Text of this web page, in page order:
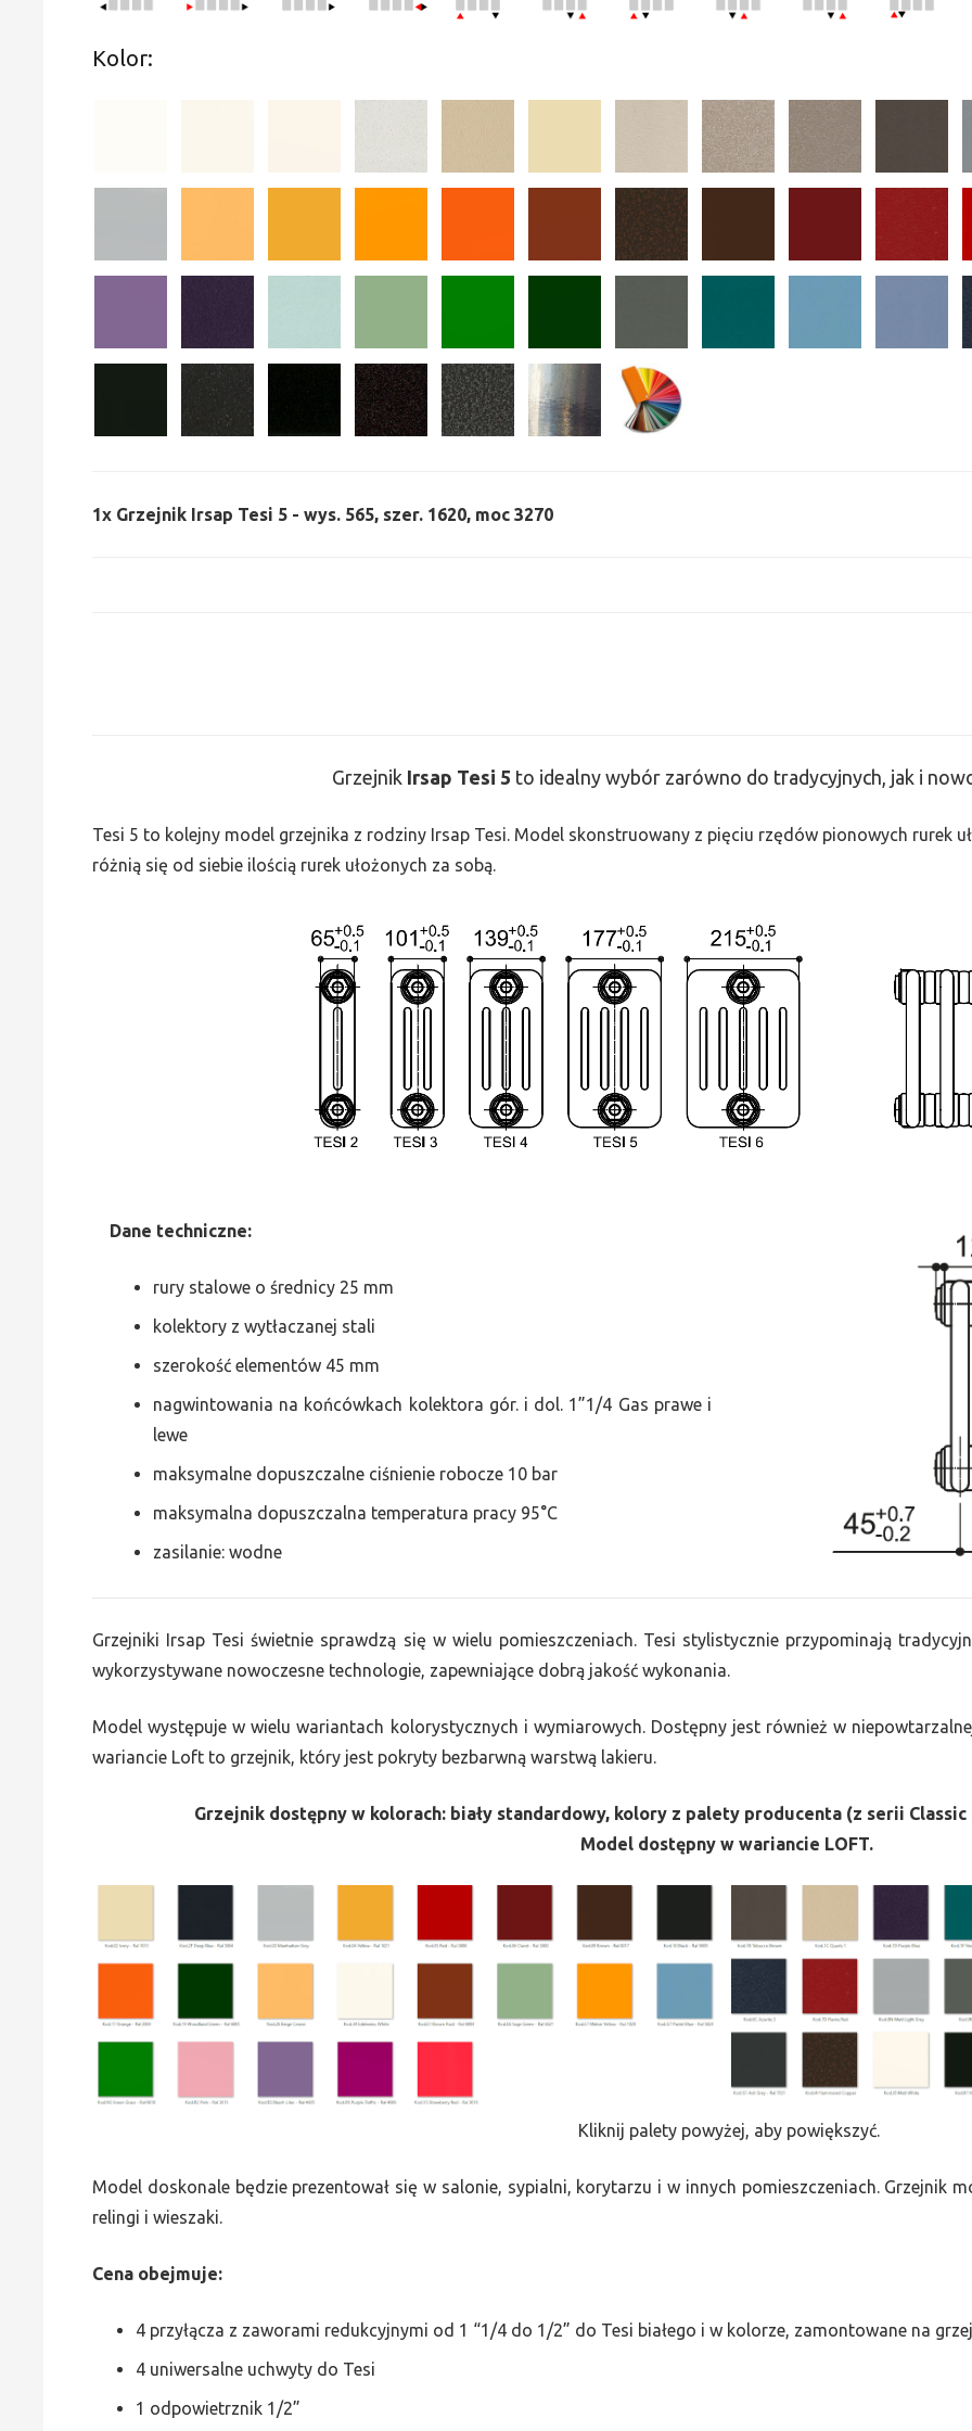
Kolor:
1x Grzejnik Irsap Tesi 5 - wys. 565, szer. 1620, moc 3270
Grzejnik Irsap Tesi 5 to idealny wybór zarówno do tradycyjnych, jak i
Tesi 5 to kolejny model grzejnika z rodziny Irsap Tesi. Model skonstruowany z pięciu rzędów pionowych rurek
różnią się od siebie ilością rurek ułożonych za sobą.
Dane techniczne:
rury stalowe o średnicy 25 mm
kolektory z wytłaczanej stali
szerokość elementów 45 mm
nagwintowania na końcówkach kolektora gór. i dol. 1”1/4 Gas prawe i
lewe
maksymalne dopuszczalne ciśnienie robocze 10 bar
maksymalna dopuszczalna temperatura pracy 95°C
zasilanie: wodne
Grzejniki Irsap Tesi świetnie sprawdzą się w wielu pomieszczeniach. Tesi stylistycznie przypominają
wykorzystywane nowoczesne technologie, zapewniające dobrą jakość wykonania.
Model występuje w wielu wariantach kolorystycznych i wymiarowych. Dostępny jest również w
wariancie Loft to grzejnik, który jest pokryty bezbarwną warstwą lakieru.
Grzejnik dostępny w kolorach: biały standardowy, kolory z palety producenta (z serii
Model dostępny w wariancie LOFT.
Kliknij palety powyżej, aby powiększyć.
Model doskonale będzie prezentował się w salonie, sypialni, korytarzu i w innych pomieszczeniach. Grzejnik
relingi i wieszaki.
Cena obejmuje:
4 przyłącza z zaworami redukcyjnymi od 1 “1/4 do 1/2” do Tesi białego i w kolorze, zamontowane na
4 uniwersalne uchwyty do Tesi
1 odpowietrznik 1/2”